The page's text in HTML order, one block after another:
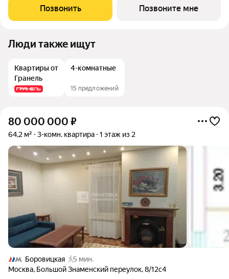
прошлого и архитектуры будущего. Историческое наследие
дополняется современными
Позвонить Позвоните мне
Люди также ищут
Квартиры от
Гранель
4-комнатные
15 предложений
80 000 000 ₽
64,2 м² 3-комн. квартира 1 этаж из 2
Боровицкая
5 мин.
Москва, Большой Знаменский переулок,8/12с4